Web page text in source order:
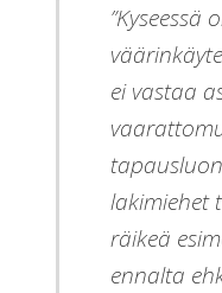
ei vastaa
lakimiehet
räikeä
ennalta